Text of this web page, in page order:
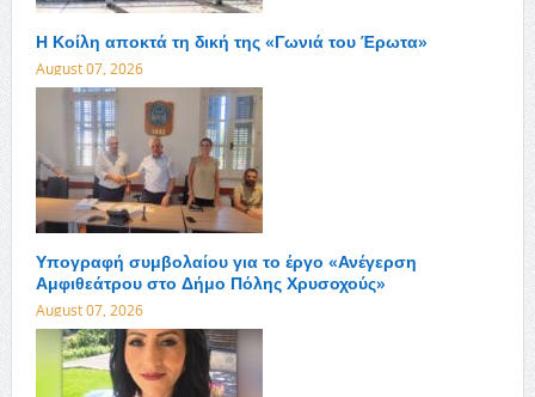
Η Κοίλη αποκτά τη δική της «Γωνιά του Έρωτα»
August 07, 2026
Υπογραφή συμβολαίου για το έργο «Ανέγερση
Αμφιθεάτρου στο Δήμο Πόλης Χρυσοχούς»
August 07, 2026